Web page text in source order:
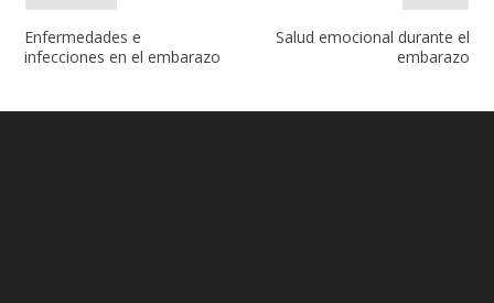
Enfermedades e
infecciones en el embarazo
Salud emocional durante el
embarazo